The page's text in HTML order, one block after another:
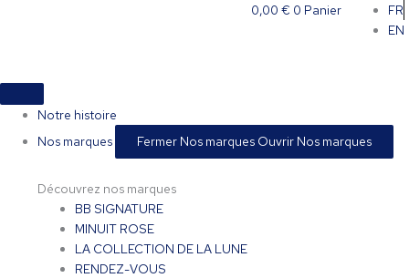
0,00 € 0 Panier
FR
EN
Notre histoire
Nos marques
Fermer Nos marques Ouvrir Nos marques
Découvrez nos marques
BB SIGNATURE
MINUIT ROSE
LA COLLECTION DE LA LUNE
RENDEZ-VOUS